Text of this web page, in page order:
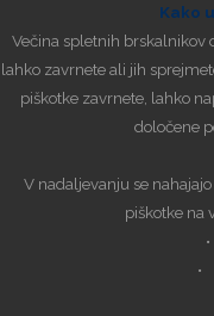
Kako
Večina spletnih brskalnikov
lahko zavrnete ali jih
piškotke zavrnete, lahko
določene
V nadaljevanju se
piškotke na
•
•